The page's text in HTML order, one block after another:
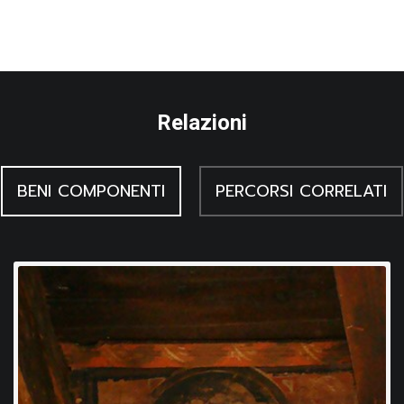
affrontati e dove si ripete anche la stessa alternanza di
s’incontrano nei soffitti udinesi di casa Beltrame e di casa
Giacomini. In particolare, in una pettenella di quest’ultimo
pressoché identico a uno presente nel soffitto della Torre:
benché sia possibile escludere l’utilizzo di una mascherina
per la sua realizzazione, tuttavia è ragionevole pensare che
faccia parte del repertorio utilizzato all’interno di una stessa
bottega. Analogie possono essere riconosciute anche con
Relazioni
BENI COMPONENTI PERCORSI CORRELATI